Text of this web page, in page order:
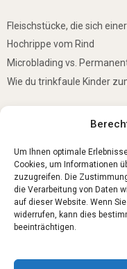
Um Ihnen optimale
Cookies, um Informationen
zuzugreifen. Die
die Verarbeitung von Daten
auf dieser Website. Wenn
widerrufen, kann dies
beeinträchtigen.
Fleischstücke, die sich
Hochrippe vom Rind
Microblading vs.
Wie du trinkfaule Kinder
5 Gründe, warum jedes
Ist Lockpicking in